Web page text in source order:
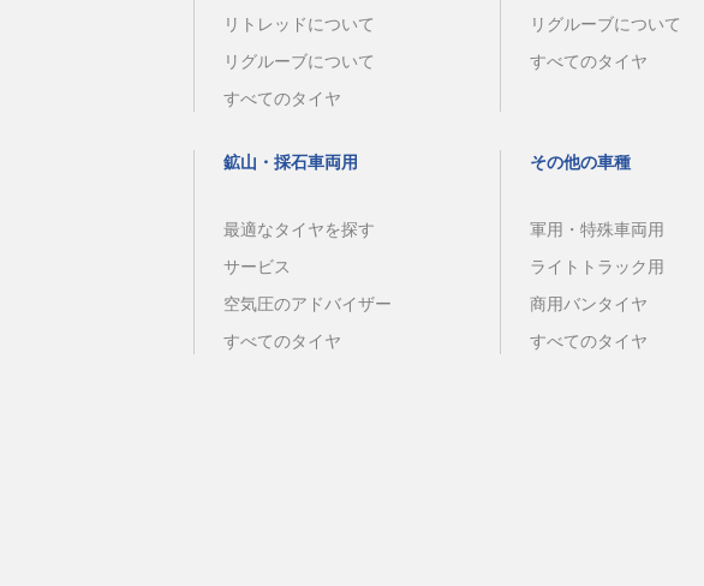
リトレッドについて
リグルーブについて
すべてのタイヤ
リグルーブについて
すべてのタイヤ
鉱山・採石車両用
最適なタイヤを探す
サービス
空気圧のアドバイザー
すべてのタイヤ
その他の車種
軍用・特殊車両用
ライトトラック用
商用バンタイヤ
すべてのタイヤ